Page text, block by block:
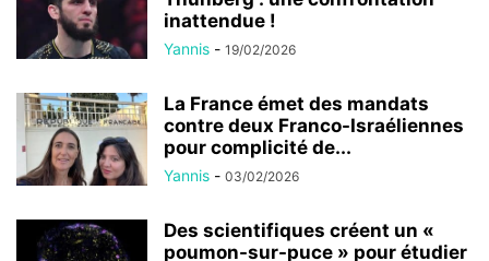
inattendue !
Yannis - 19/02/2026
La France émet des mandats
contre deux Franco-Israéliennes
pour complicité de...
Yannis - 03/02/2026
Des scientifiques créent un «
poumon-sur-puce » pour étudier